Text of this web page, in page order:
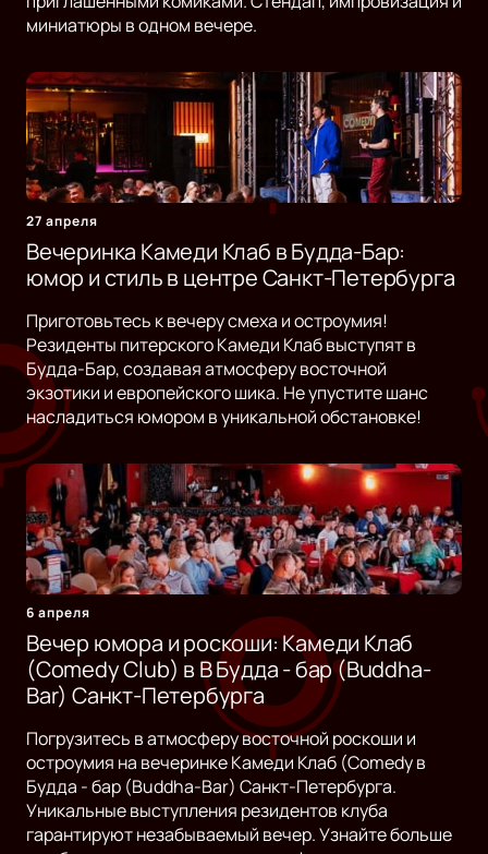
миниатюры в одном вечере.
27 апреля
Вечеринка Камеди Клаб в Будда-Бар:
юмор и стиль в центре Санкт-Петербурга
Приготовьтесь к вечеру смеха и остроумия!
Резиденты питерского Камеди Клаб выступят в
Будда-Бар, создавая атмосферу восточной
экзотики и европейского шика. Не упустите шанс
насладиться юмором в уникальной обстановке!
6 апреля
Вечер юмора и роскоши: Камеди Клаб
(Comedy Club) в B Будда - бар (Buddha-
Bar) Санкт-Петербурга
Погрузитесь в атмосферу восточной роскоши и
остроумия на вечеринке Камеди Клаб (Comedy в
Будда - бар (Buddha-Bar) Санкт-Петербурга.
Уникальные выступления резидентов клуба
гарантируют незабываемый вечер. Узнайте больше